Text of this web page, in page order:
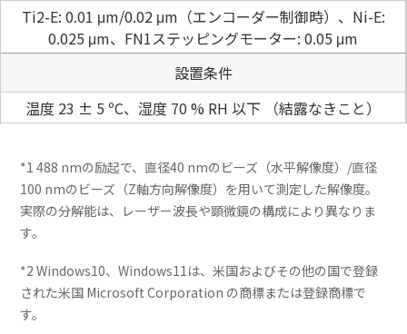
Ti2-E: 0.01 μm/0.02 μm（エンコーダー制御時）、Ni-E:
0.025 μm、FN1ステッピングモーター: 0.05 μm
設置条件
温度 23 ± 5 ºC、湿度 70 % RH 以下 （結露なきこと）
*1 488 nmの励起で、直径40 nmのビーズ（水平解像度）/直径
100 nmのビーズ（Z軸方向解像度）を用いて測定した解像度。
実際の分解能は、レーザー波長や顕微鏡の構成により異なりま
す。
*2 Windows10、Windows11は、米国およびその他の国で登録
された米国 Microsoft Corporation の商標または登録商標で
す。